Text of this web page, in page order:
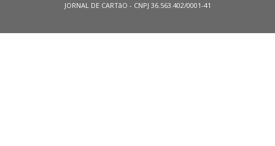
avise pelo formulário imediatamente. Observações: O JORNAL DE CARTãO
ressaltar que essas informações podem divergir das informações
JORNAL DE CARTãO - CNPJ 36.563.402/0001-41